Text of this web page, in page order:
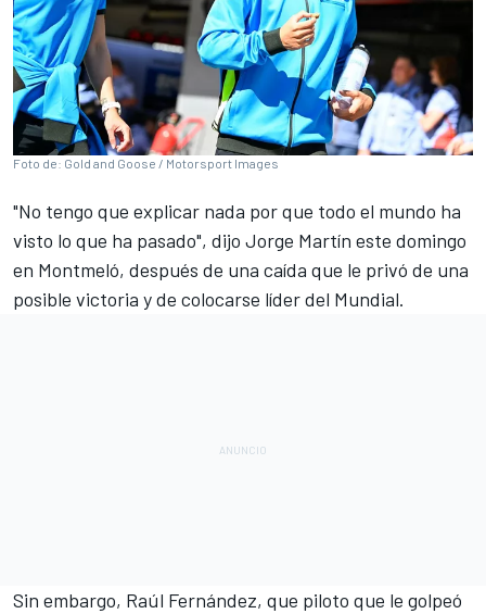
Foto de: Gold and Goose / Motorsport Images
"No tengo que explicar nada por que todo el mundo ha
visto lo que ha pasado", dijo Jorge Martín este domingo
en Montmeló, después de una caída que le privó de una
posible victoria y de colocarse líder del Mundial.
Sin embargo, Raúl Fernández, que piloto que le golpeó